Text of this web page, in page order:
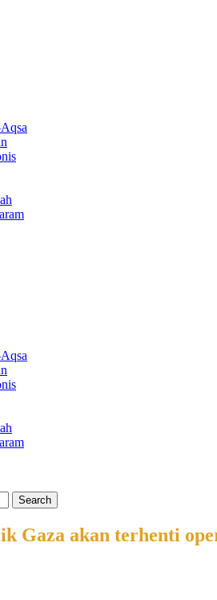
Search
Gaza akan terhenti